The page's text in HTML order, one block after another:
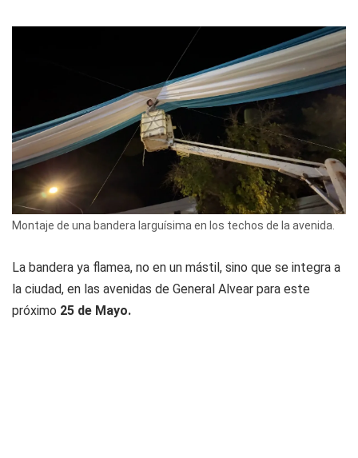
Montaje de una bandera larguísima en los techos de la avenida.
La bandera ya flamea, no en un mástil, sino que se integra a
la ciudad, en las avenidas de General Alvear para este
próximo 25 de Mayo.